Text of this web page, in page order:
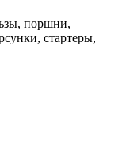
поршни,
стартеры,